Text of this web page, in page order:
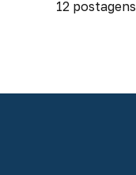
12 postagens